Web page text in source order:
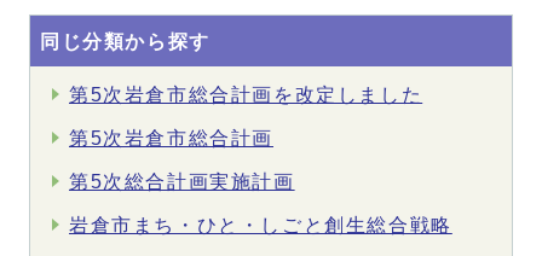
同じ分類から探す
第5次岩倉市総合計画を改定しました
第5次岩倉市総合計画
第5次総合計画実施計画
岩倉市まち・ひと・しごと創生総合戦略